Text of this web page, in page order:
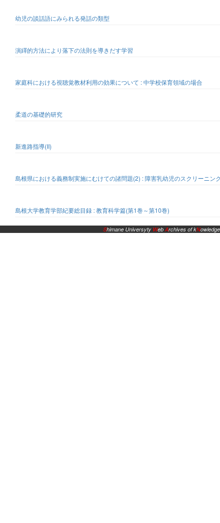
幼児の談話語にみられる発話の類型
演繹的方法により落下の法則を導きだす学習
家庭科における視聴覚教材利用の効果について : 中学校保育領域の場合
柔道の基礎的研究
新進路指導(II)
島根県における義務制実施にむけての諸問題(2) : 障害乳幼児のスクリーニン
島根大学教育学部紀要総目録 : 教育科学篇(第1巻～第10巻)
Shimane Universyty WebArchives of kNowledge